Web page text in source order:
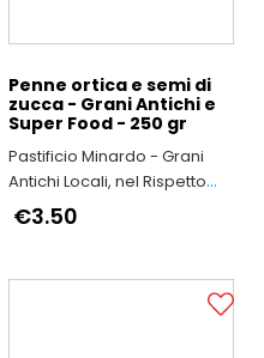
Penne ortica e semi di
zucca - Grani Antichi e
Super Food - 250 gr
Pastificio Minardo - Grani
Antichi Locali, nel Rispetto
dell’Ambiente e della Salute
delle Persone
€3.50